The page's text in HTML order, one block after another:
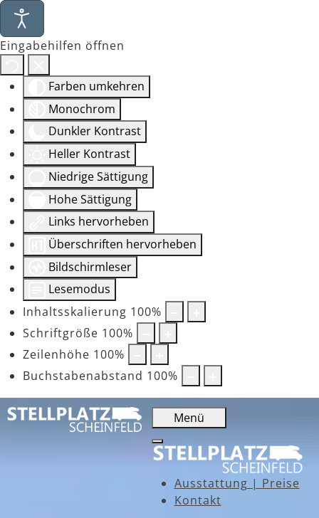
Eingabehilfen öffnen
Farben umkehren
Monochrom
Dunkler Kontrast
Heller Kontrast
Niedrige Sättigung
Hohe Sättigung
Links hervorheben
Überschriften hervorheben
Bildschirmleser
Lesemodus
Inhaltsskalierung 100%
Schriftgröße 100%
Zeilenhöhe 100%
Buchstabenabstand 100%
Menü
Ausstattung | Preise
Kontakt